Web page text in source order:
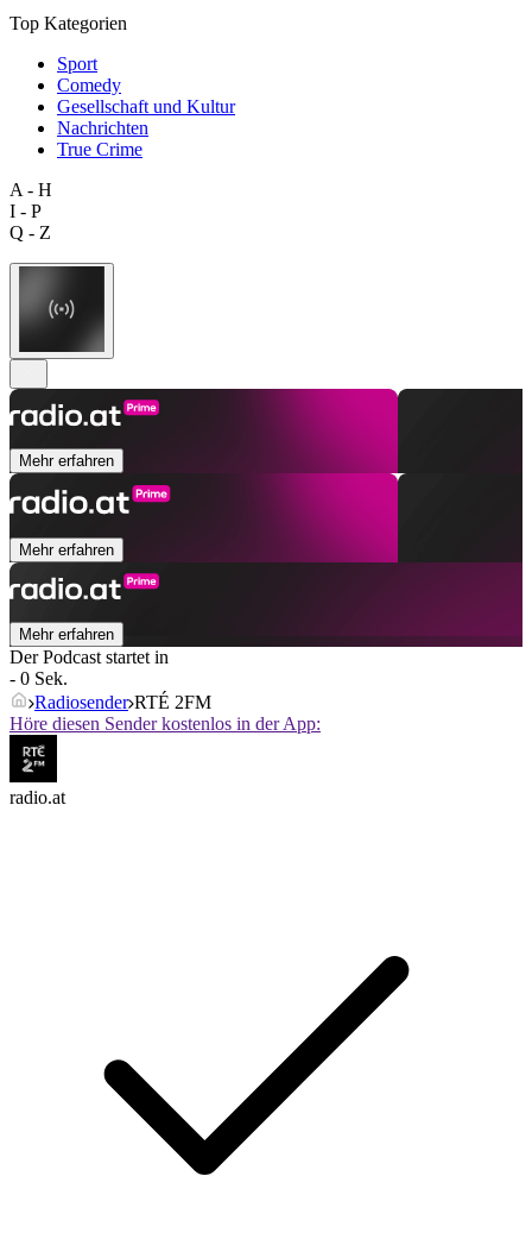
Top Kategorien
Sport
Comedy
Gesellschaft und Kultur
Nachrichten
True Crime
A - H
I - P
Q - Z
Mehr erfahren
Mehr erfahren
Mehr erfahren
Der Podcast startet in
- 0 Sek.
Radiosender RTÉ 2FM
Höre diesen Sender kostenlos in der App:
radio.at